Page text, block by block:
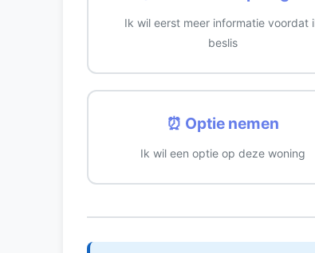
Ik wil eerst meer informatie voordat
beslis
⏰ Optie nemen
Ik wil een optie op deze woning